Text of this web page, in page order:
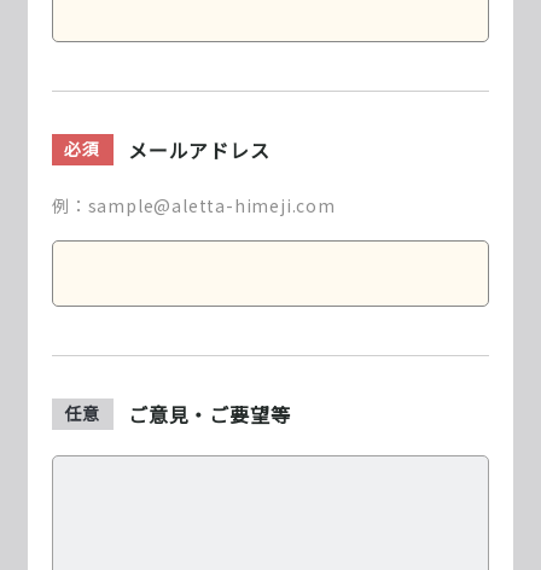
必須 メールアドレス
例：sample@aletta-himeji.com
任意 ご意見・ご要望等